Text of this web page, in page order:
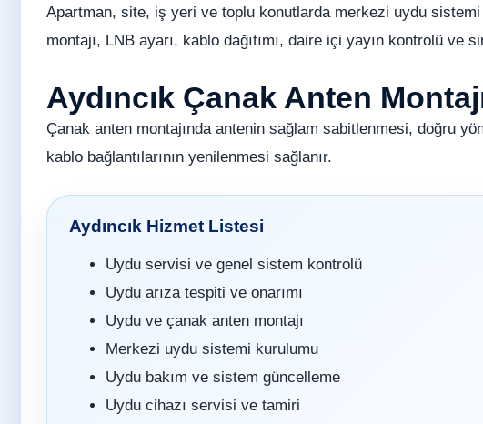
Apartman, site, iş yeri ve toplu konutlarda merkezi uydu
montajı, LNB ayarı, kablo dağıtımı, daire içi yayın kontrolü ve
Aydıncık Çanak Anten
Çanak anten montajında antenin sağlam sabitlenmesi, doğru
kablo bağlantılarının yenilenmesi sağlanır.
Aydıncık Hizmet Listesi
Uydu servisi ve genel sistem kontrolü
Uydu arıza tespiti ve onarımı
Uydu ve çanak anten montajı
Merkezi uydu sistemi kurulumu
Uydu bakım ve sistem güncelleme
Uydu cihazı servisi ve tamiri